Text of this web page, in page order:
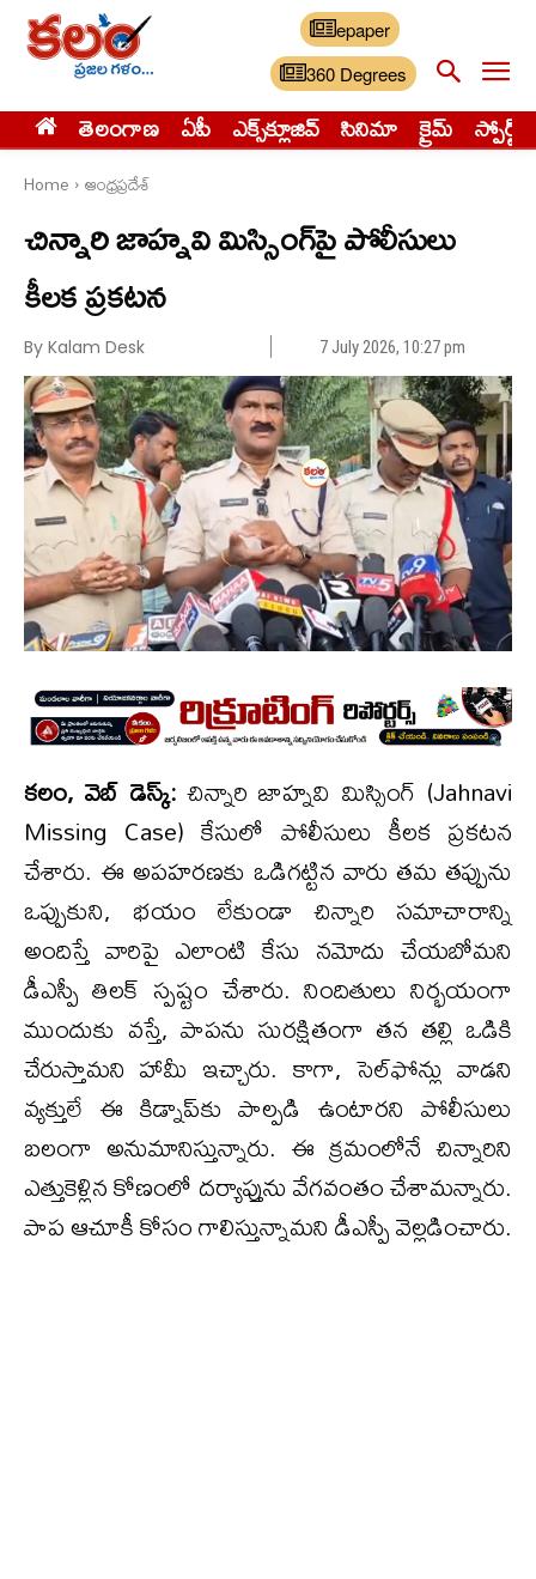
epaper
360 Degrees
తెలంగాణ ఏపీ ఎక్స్‌క్లూజివ్‌ సినిమా క్రైమ్ స్పోర్ట్స్
Home ఆంధ్రప్రదేశ్
చిన్నారి జాహ్నవి మిస్సింగ్‌పై పోలీసులు
కీలక ప్రకటన
By Kalam Desk 7 July 2026, 10:27 pm
కలం, వెబ్ డెస్క్:చిన్నారి జాహ్నవి మిస్సింగ్ (Jahnavi
Missing Case) కేసులో పోలీసులు కీలక ప్రకటన
చేశారు. ఈ అపహరణకు ఒడిగట్టిన వారు తమ తప్పును
ఒప్పుకుని, భయం లేకుండా చిన్నారి సమాచారాన్ని
అందిస్తే వారిపై ఎలాంటి కేసు నమోదు చేయబోమని
డీఎస్పీ తిలక్ స్పష్టం చేశారు. నిందితులు నిర్భయంగా
ముందుకు వస్తే, పాపను సురక్షితంగా తన తల్లి ఒడికి
చేరుస్తామని హామీ ఇచ్చారు. కాగా, సెల్‌ఫోన్లు వాడని
వ్యక్తులే ఈ కిడ్నాప్‌కు పాల్పడి ఉంటారని పోలీసులు
బలంగా అనుమానిస్తున్నారు. ఈ క్రమంలోనే చిన్నారిని
ఎత్తుకెళ్లిన కోణంలో దర్యాప్తును వేగవంతం చేశామన్నారు.
పాప ఆచూకీ కోసం గాలిస్తున్నామని డీఎస్పీ వెల్లడించారు.